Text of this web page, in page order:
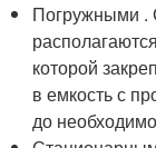
Погружными .
которой
в емкость с
до